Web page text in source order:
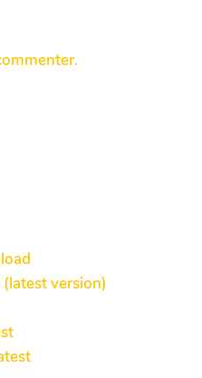
version)